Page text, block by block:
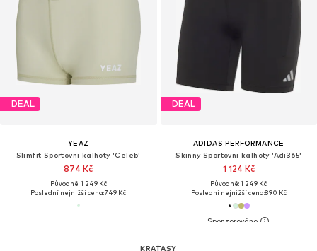
DEAL
YEAZ
Slimfit Sportovní kalhoty 'Celeb'
874 Kč
Původně: 1 249 Kč
Poslední nejnižší cena:749 Kč
DEAL
ADIDAS PERFORMANCE
Skinny Sportovní kalhoty 'Adi365'
1 124 Kč
Původně: 1 249 Kč
Poslední nejnižší cena:890 Kč
KRAŤASY